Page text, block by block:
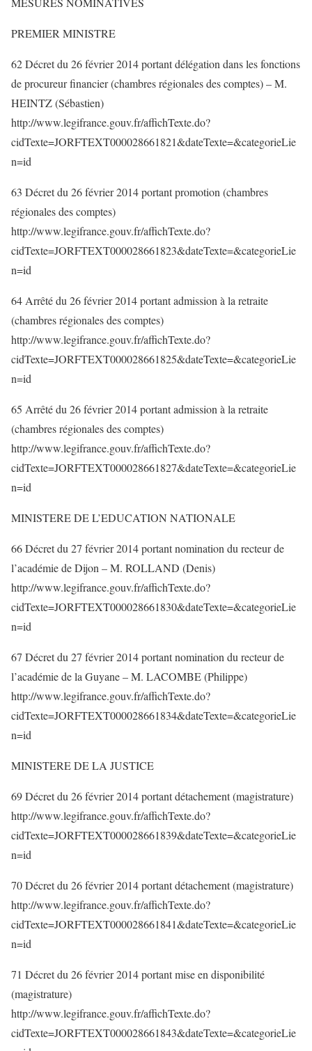
PREMIER MINISTRE
62 Décret du 26 février 2014 portant délégation dans les fonctions
de procureur financier (chambres régionales des comptes) – M.
HEINTZ (Sébastien)
http://www.legifrance.gouv.fr/affichTexte.do?
cidTexte=JORFTEXT000028661821&dateTexte=&categorieLie
n=id
63 Décret du 26 février 2014 portant promotion (chambres
régionales des comptes)
http://www.legifrance.gouv.fr/affichTexte.do?
cidTexte=JORFTEXT000028661823&dateTexte=&categorieLie
n=id
64 Arrêté du 26 février 2014 portant admission à la retraite
(chambres régionales des comptes)
http://www.legifrance.gouv.fr/affichTexte.do?
cidTexte=JORFTEXT000028661825&dateTexte=&categorieLie
n=id
65 Arrêté du 26 février 2014 portant admission à la retraite
(chambres régionales des comptes)
http://www.legifrance.gouv.fr/affichTexte.do?
cidTexte=JORFTEXT000028661827&dateTexte=&categorieLie
n=id
MINISTERE DE L’EDUCATION NATIONALE
66 Décret du 27 février 2014 portant nomination du recteur de
l’académie de Dijon – M. ROLLAND (Denis)
http://www.legifrance.gouv.fr/affichTexte.do?
cidTexte=JORFTEXT000028661830&dateTexte=&categorieLie
n=id
67 Décret du 27 février 2014 portant nomination du recteur de
l’académie de la Guyane – M. LACOMBE (Philippe)
http://www.legifrance.gouv.fr/affichTexte.do?
cidTexte=JORFTEXT000028661834&dateTexte=&categorieLie
n=id
MINISTERE DE LA JUSTICE
69 Décret du 26 février 2014 portant détachement (magistrature)
http://www.legifrance.gouv.fr/affichTexte.do?
cidTexte=JORFTEXT000028661839&dateTexte=&categorieLie
n=id
70 Décret du 26 février 2014 portant détachement (magistrature)
http://www.legifrance.gouv.fr/affichTexte.do?
cidTexte=JORFTEXT000028661841&dateTexte=&categorieLie
n=id
71 Décret du 26 février 2014 portant mise en disponibilité
(magistrature)
http://www.legifrance.gouv.fr/affichTexte.do?
cidTexte=JORFTEXT000028661843&dateTexte=&categorieLie